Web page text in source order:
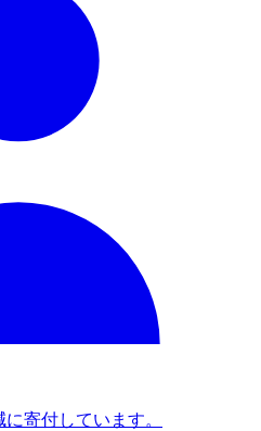
寄付しています。